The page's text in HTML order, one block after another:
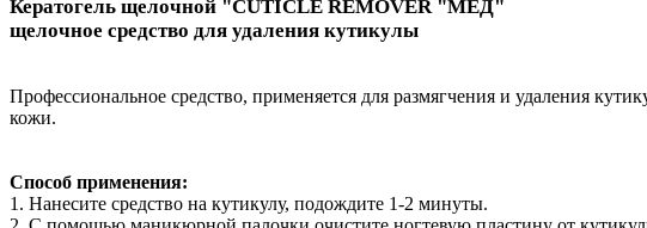
Кератогель щелочной "CUTICLE REMOVER "МЁД"
щелочное средство для удаления кутикулы
Профессиональное средство, применяется для размягчения и удаления
кожи.
Способ применения:
1. Нанесите средство на кутикулу, подождите 1-2 минуты.